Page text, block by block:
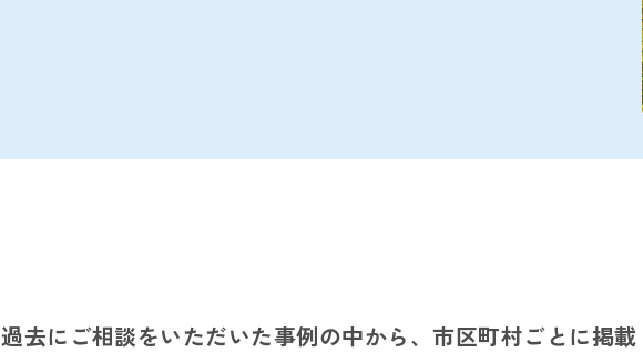
過去にご相談をいただいた事例の中から、市区町村ごとに掲載